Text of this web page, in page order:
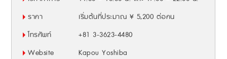
ราคา
เริ่มต้นที่ประมาณ ¥ 5,200 ต่อคน
โทรศัพท์
+81 3-3623-4480
Website
Kapou Yoshiba